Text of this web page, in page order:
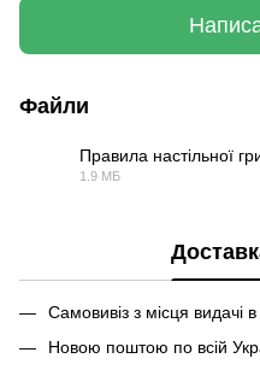
Файли
Правила настільної
1.9 МБ
Самовивіз з місця видачі
Новою поштою по всій